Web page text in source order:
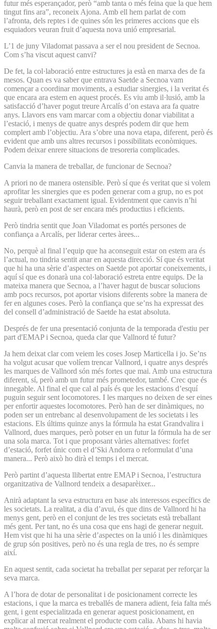
futur més esperançador, però “amb tanta o més feina que la que hem
tingut fins ara”, reconeix Ajona. Amb ell hem parlat de com
l’afronta, dels reptes i de quines són les primeres accions que els
esquiadors veuran fruit d’aquesta nova unió empresarial.
L’1 de juny Viladomat passava a ser el nou president de Secnoa.
Com s’ha viscut aquest canvi?
De fet, la col·laboració entre estructures ja està en marxa des de fa
mesos. Quan es va saber que entrava Saetde a Secnoa vam
començar a coordinar moviments, a estudiar sinergies, i la veritat és
que encara ara estem en aquest procés. Es viu amb il·lusió, amb la
satisfacció d’haver pogut treure Arcalís d’on estava ara fa quatre
anys. Llavors ens vam marcar com a objectiu donar viabilitat a
l’estació, i menys de quatre anys després podem dir que hem
complert amb l’objectiu. Ara s’obre una nova etapa, diferent, però és
evident que amb uns altres recursos i possibilitats econòmiques.
Podem deixar enrere situacions de tresoreria complicades.
Canvia la manera de treballar, de funcionar de Secnoa?
A priori no de manera ostensible. Però sí que és veritat que si volem
aprofitar les sinergies que es poden generar com a grup, no es pot
seguir treballant exactament igual. Evidentment que canvis n’hi
haurà, però en post de ser encara més productius i eficients.
Però tindria sentit que Joan Viladomat es portés persones de
confiança a Arcalís, per liderar certes àrees...
No, perquè al final l’equip que ha aconseguit estar on estem ara és
l’actual, no tindria sentit anar en aquesta direcció. Sí que és veritat
que hi ha una sèrie d’aspectes on Saetde pot aportar coneixements, i
aquí sí que es donarà una col·laboració estreta entre equips. De la
mateixa manera que Secnoa, a l’haver hagut de buscar solucions
amb pocs recursos, pot aportar visions diferents sobre la manera de
fer en algunes coses. Però la confiança que se’ns ha expressat des
del consell d’administració de Saetde ha estat absoluta.
Després de fer una presentació conjunta de la temporada d'estiu per
part d'EMAP i Secnoa, queda clar que Vallnord té futur?
Ja hem deixat clar com veiem les coses Josep Marticella i jo. Se’ns
ha volgut acusar que volíem trencar Vallnord, i quatre anys després
les marques de Vallnord són més fortes que mai. Amb una estructura
diferent, sí, però amb un futur més prometedor, també. Crec que és
innegable. Al final el que cal al país és que les estacions d’esquí
puguin seguir sent locomotores. I les marques no deixen de ser eines
per enfortir aquestes locomotores. Però han de ser dinàmiques, no
poden ser un entrebanc al desenvolupament de les societats i les
estacions. Els últims quinze anys la fórmula ha estat Grandvalira i
Vallnord, dues marques, però potser en un futur la fórmula ha de ser
una sola marca. Tot i que proposant vàries alternatives: forfet
d’estació, forfet únic com el d’Ski Andorra o reformulat d’una
manera... Però això ho dirà el temps i el mercat.
Però partint d’aquesta llibertat entre EMAP i Secnoa, l’estructura
organitzativa de Vallnord tendeix a desaparèixer...
Anirà adaptant la seva estructura en base als interessos específics de
les societats. La realitat, a dia d’avui, és que dins de Vallnord hi ha
menys gent, però en el conjunt de les tres societats està treballant
més gent. Per tant, no és una cosa que ens hagi de generar neguit.
Hem vist que hi ha una sèrie d’aspectes on la unió i les dinàmiques
de grup són positives, però no és una regla de tres, no és sempre
així.
En aquest sentit, cada societat ha treballat per separat per reforçar la
seva marca.
A l’hora de dotar de personalitat i de posicionament correcte les
estacions, i que la marca es treballés de manera adient, feia falta més
gent, i gent especialitzada en generar aquest posicionament, en
explicar al mercat realment el producte com calia. Abans hi havia